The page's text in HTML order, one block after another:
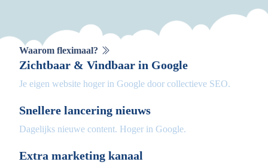
Waarom fleximaal?
Zichtbaar & Vindbaar in Google
Je eigen website hoger in Google door collectieve SEO.
Snellere lancering nieuws
Dagelijks nieuwe content. Hoger in Google.
Extra marketing kanaal